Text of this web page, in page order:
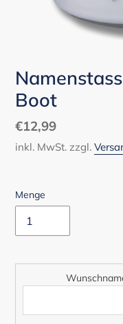
Boot
Normaler
Preis
€12,99
inkl. MwSt. zzgl.
Menge